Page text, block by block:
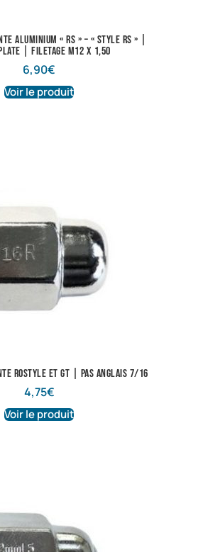
aluminium « RS » – « style RS » |
| Filetage M12 X 1,50
6,90€
Voir le produit
Rostyle et GT | Pas anglais 7/16
4,75€
Voir le produit